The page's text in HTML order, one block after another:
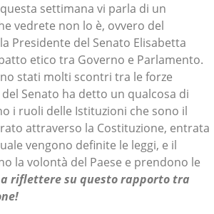
settimana vi parla di un
vedrete non lo è, ovvero del
Presidente del Senato Elisabetta
etico tra Governo e Parlamento.
stati molti scontri tra le forze
Senato ha detto un qualcosa di
i ruoli delle Istituzioni che sono il
attraverso la Costituzione, entrata
vengono definite le leggi, e il
la volontà del Paese e prendono le
riflettere su questo rapporto tra